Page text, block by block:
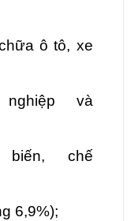
ô tô, xe
và
biến, chế
6,9%);